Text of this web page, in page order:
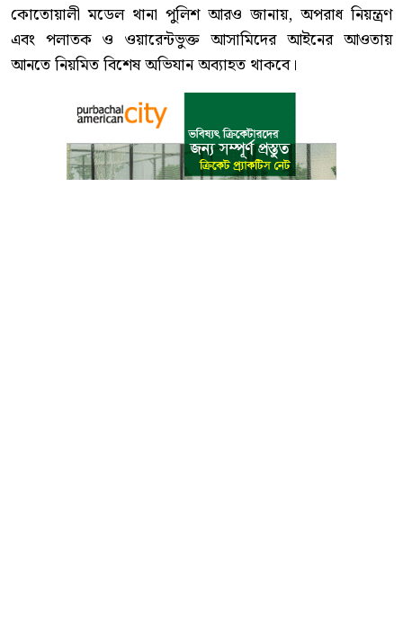
কোতোয়ালী মডেল থানা পুলিশ আরও জানায়, অপরাধ নিয়ন্ত্রণ
এবং পলাতক ও ওয়ারেন্টভুক্ত আসামিদের আইনের আওতায়
আনতে নিয়মিত বিশেষ অভিযান অব্যাহত থাকবে।